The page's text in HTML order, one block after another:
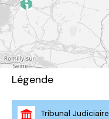
Légende
Tribunal Judiciaire